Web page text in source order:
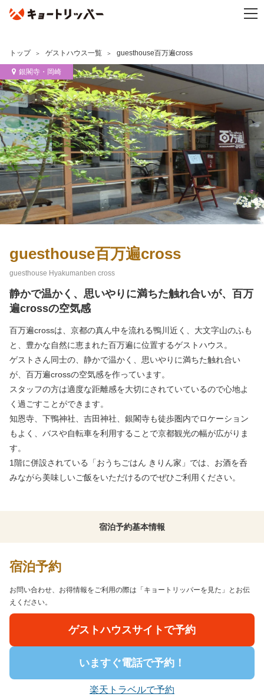
トップ ゲストハウス一覧 guesthouse百万遍cross
guesthouse百万遍cross
guesthouse Hyakumanben cross
銀閣寺・岡崎
静かで温かく、思いやりに満ちた触れ合いが、百万
遍crossの空気感
百万遍crossは、京都の真ん中を流れる鴨川近く、大文字山のふも
と、豊かな自然に恵まれた百万遍に位置するゲストハウス。
ゲストさん同士の、静かで温かく、思いやりに満ちた触れ合い
が、百万遍crossの空気感を作っています。
スタッフの方は適度な距離感を大切にされていているので心地よ
く過ごすことができます。
知恩寺、下鴨神社、吉田神社、銀閣寺も徒歩圏内でロケーション
もよく、バスや自転車を利用することで京都観光の幅が広がりま
す。
1階に併設されている「おうちごはん きりん家」では、お酒を呑
みながら美味しいご飯をいただけるのでぜひご利用ください。
宿泊予約基本情報
宿泊予約
お問い合わせ、お得情報をご利用の際は「キョートリッパーを見た」とお伝
えください。
ゲストハウスサイトで予約
いますぐ電話で予約！
楽天トラベルで予約